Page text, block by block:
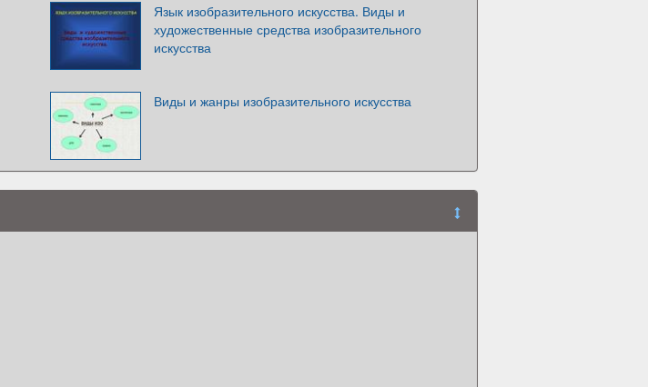
Язык изобразительного искусства. Виды и
художественные средства изобразительного
искусства
Виды и жанры изобразительного искусства